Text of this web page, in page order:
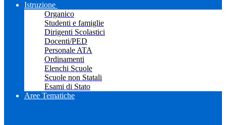
Istruzione
Organico
Studenti e famiglie
Dirigenti Scolastici
Docenti/PED
Personale ATA
Ordinamenti
Elenchi Scuole
Scuole non Statali
Esami di Stato
Aree Tematiche